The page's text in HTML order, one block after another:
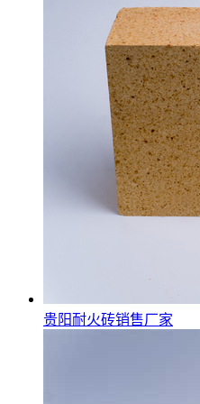
贵阳耐火砖销售厂家